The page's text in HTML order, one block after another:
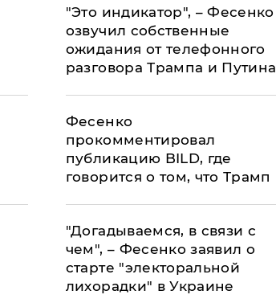
"Это индикатор", – Фесенко
озвучил собственные
ожидания от телефонного
разговора Трампа и Путина
Фесенко
прокомментировал
публикацию BILD, где
говорится о том, что Трамп
"Догадываемся, в связи с
чем", – Фесенко заявил о
старте "электоральной
лихорадки" в Украине